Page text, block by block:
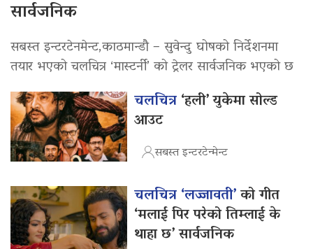
सार्वजनिक
सबस्त इन्टरटेनमेन्ट,काठमान्डौ – सुवेन्दु घोषको निर्देशनमा
तयार भएको चलचित्र ‘मास्टर्नी’ को ट्रेलर सार्वजनिक भएको छ
चलचित्र‘हली’ युकेमा सोल्ड
आउट
सबस्त इन्टरटेन्मेन्ट
चलचित्र ‘लज्जावती’को गीत
‘मलाई पिर परेको तिम्लाई के
थाहा छ’ सार्वजनिक